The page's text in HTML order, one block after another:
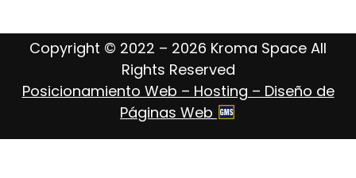
Copyright © 2022 – 2026 Kroma Space All
Rights Reserved
Posicionamiento Web – Hosting – Diseño de
Páginas Web